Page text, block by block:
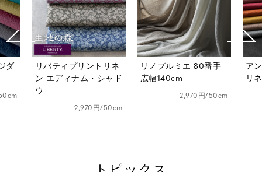
ネ
リノプルミエ 80番手
広幅140cm
アンティーク風ラミー
リネン25番手
1,628円/50cm
ベ
ダ